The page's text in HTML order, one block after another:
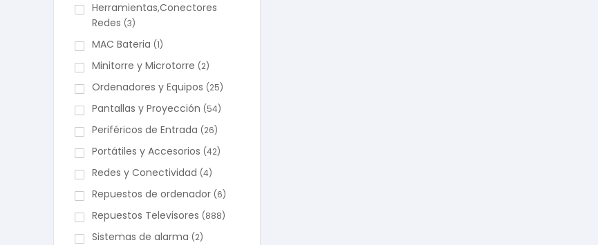
Herramientas,Conectores
Redes (3)
MAC Bateria (1)
Minitorre y Microtorre (2)
Ordenadores y Equipos (25)
Pantallas y Proyección (54)
Periféricos de Entrada (26)
Portátiles y Accesorios (42)
Redes y Conectividad (4)
Repuestos de ordenador (6)
Repuestos Televisores (888)
Sistemas de alarma (2)